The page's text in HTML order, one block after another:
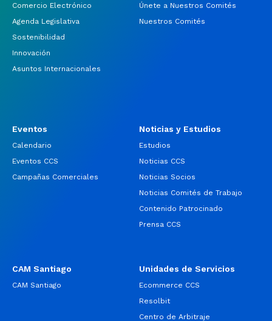
Comercio Electrónico
Agenda Legislativa
Sostenibilidad
Innovación
Asuntos Internacionales
Únete a Nuestros Comités
Nuestros Comités
Eventos
Calendario
Eventos CCS
Campañas Comerciales
Noticias y Estudios
Estudios
Noticias CCS
Noticias Socios
Noticias Comités de Trabajo
Contenido Patrocinado
Prensa CCS
CAM Santiago
CAM Santiago
Unidades de Servicios
Ecommerce CCS
Resolbit
Centro de Arbitraje